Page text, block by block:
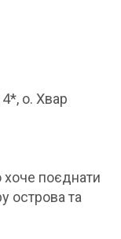
4*, о. Хвар
хоче поєднати
острова та